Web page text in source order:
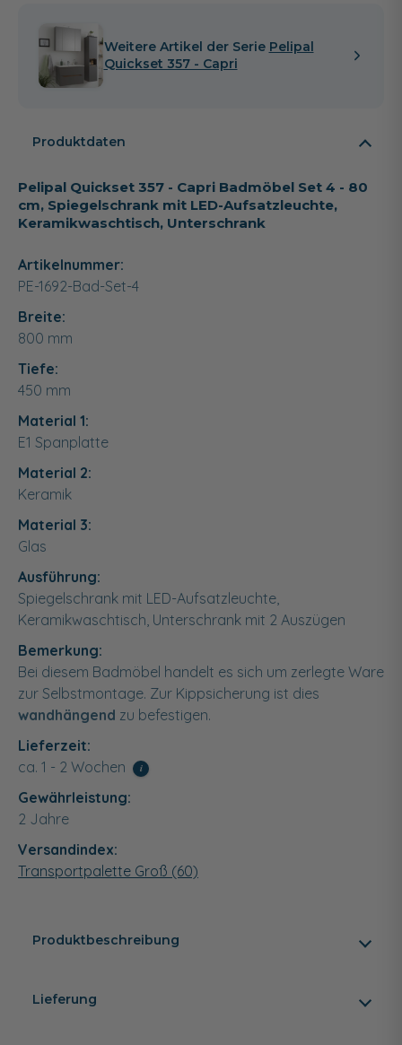
Weitere Artikel der Serie Pelipal
Quickset 357 - Capri
Produktdaten
Pelipal Quickset 357 - Capri Badmöbel Set 4 - 80
cm, Spiegelschrank mit LED-Aufsatzleuchte,
Keramikwaschtisch, Unterschrank
Artikelnummer:
PE-1692-Bad-Set-4
Breite:
800 mm
Tiefe:
450 mm
Material 1:
E1 Spanplatte
Material 2:
Keramik
Material 3:
Glas
Ausführung:
Spiegelschrank mit LED-Aufsatzleuchte,
Keramikwaschtisch, Unterschrank mit 2 Auszügen
Bemerkung:
Bei diesem Badmöbel handelt es sich um zerlegte Ware
zur Selbstmontage. Zur Kippsicherung ist dies
wandhängend zu befestigen.
Lieferzeit:
ca. 1 - 2 Wochen
i
Gewährleistung:
2 Jahre
Versandindex:
Transportpalette Groß (60)
Produktbeschreibung
Lieferung